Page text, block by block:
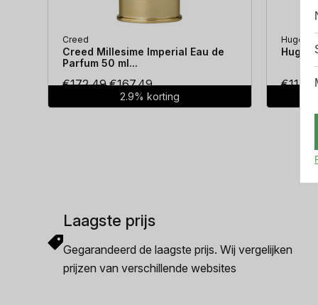
Creed
Creed Millesime Imperial Eau de
Parfum 50 ml...
€172.49Oorspronkelijke
prijs
€167.49Huidige
prijs
2.9% korting
Hugo
Hugo
€
Laagste prijs
Gegarandeerd de laagste prijs. Wij vergelijken
prijzen van verschillende websites